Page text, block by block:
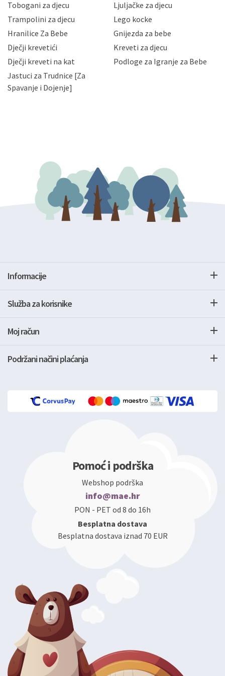
priopćavanje osobnih podataka samo onim svojim
zaposlenicima kojima su isti potrebni radi provedbe
slučajevima koji su dozvoljeni zakonima. Napominjemo
da možete u svako doba, u potpunosti ili djelomice,
zatražiti prestanak aktivnosti obrade Vaših osobnih
podataka. Opoziv privole možete podnijeti poštom na
gore navedenu adresu ili e-mailom na adresu:
Tobogani za djecu
Ljuljačke za djecu
Trampolini za djecu
Lego kocke
Hranilice Za Bebe
Gnijezda za bebe
Dječji krevetići
Kreveti za djecu
Dječji kreveti na kat
Podloge za Igranje za Bebe
Jastuci za Trudnice [Za
Spavanje i Dojenje]
Informacije
Služba za korisnike
Moj račun
Podržani načini plaćanja
Pomoć i podrška
Webshop podrška
info@mae.hr
PON - PET od 8 do 16h
Besplatna dostava
Besplatna dostava iznad 70 EUR